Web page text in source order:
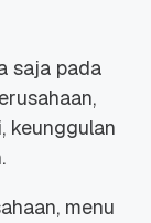
saja pada
keunggulan
menu